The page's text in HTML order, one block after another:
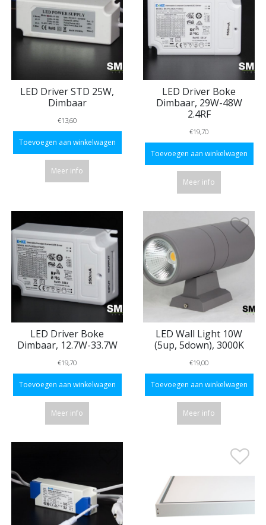
LED Driver STD 25W,
Dimbaar
€13,60
Toevoegen aan winkelwagen
Meer info
LED Driver Boke
Dimbaar, 29W-48W
2.4RF
€19,70
Toevoegen aan winkelwagen
Meer info
LED Driver Boke
Dimbaar, 12.7W-33.7W
€19,70
Toevoegen aan winkelwagen
Meer info
LED Wall Light 10W
(5up, 5down), 3000K
€19,00
Toevoegen aan winkelwagen
Meer info